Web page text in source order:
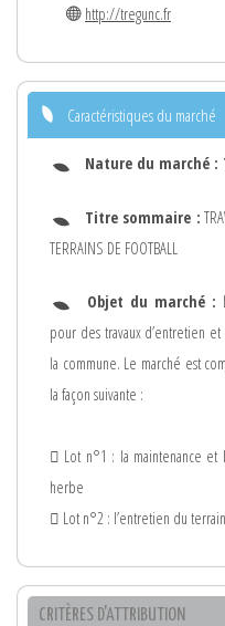
http://tregunc.fr
Caractéristiques du marché
Nature du marché :
Titre sommaire :
TERRAINS DE FOOTBALL
Objet du marché :
pour des travaux d’entretien
la commune. Le marché est
la façon suivante :
 Lot n°1 : la maintenance et
herbe
 Lot n°2 : l’entretien du
CRITÈRES D'ATTRIBUTION